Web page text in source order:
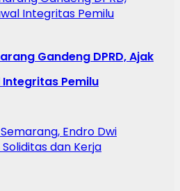
Gandeng DPRD, Ajak
Pemilu